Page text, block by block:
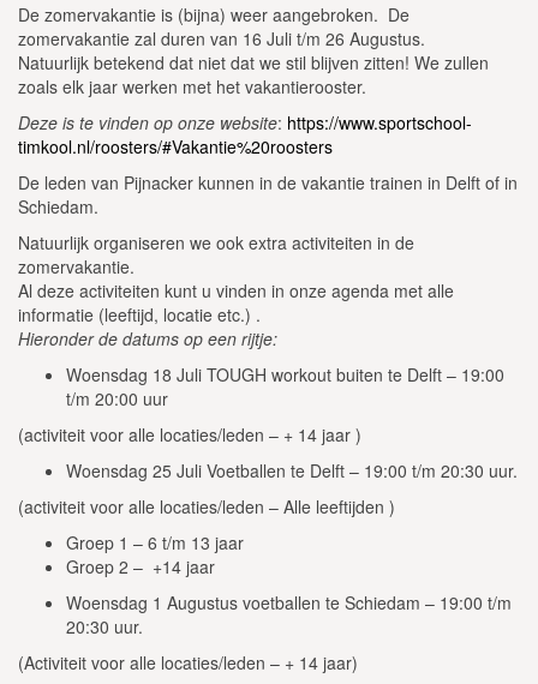
De zomervakantie is (bijna) weer aangebroken. De
zomervakantie zal duren van 16 Juli t/m 26 Augustus.
Natuurlijk betekend dat niet dat we stil blijven zitten! We zullen
zoals elk jaar werken met het vakantierooster.
Deze is te vinden op onze website: https://www.sportschool-
timkool.nl/roosters/#Vakantie%20roosters
De leden van Pijnacker kunnen in de vakantie trainen in Delft of in
Schiedam.
Natuurlijk organiseren we ook extra activiteiten in de
zomervakantie.
Al deze activiteiten kunt u vinden in onze agenda met alle
informatie (leeftijd, locatie etc.) .
Hieronder de datums op een rijtje:
Woensdag 18 Juli TOUGH workout buiten te Delft – 19:00
t/m 20:00 uur
(activiteit voor alle locaties/leden – + 14 jaar )
Woensdag 25 Juli Voetballen te Delft – 19:00 t/m 20:30 uur.
(activiteit voor alle locaties/leden – Alle leeftijden )
Groep 1 – 6 t/m 13 jaar
Groep 2 – +14 jaar
Woensdag 1 Augustus voetballen te Schiedam – 19:00 t/m
20:30 uur.
(Activiteit voor alle locaties/leden – + 14 jaar)